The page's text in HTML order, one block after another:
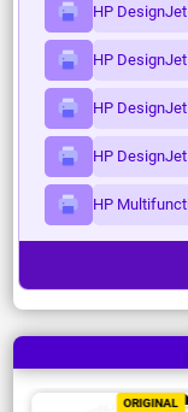
HP
HP
HP
HP
HP
ORIGINAL